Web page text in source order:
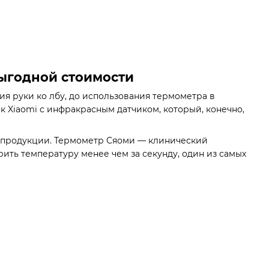
стоимости
руки ко лбу, до использования термометра в
Xiaomi с инфракрасным датчиком, который, конечно,
Термометр Сяоми — клинический
температуру менее чем за секунду, один из самых